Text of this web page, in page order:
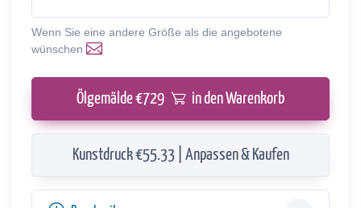
Wenn Sie eine andere Größe als die angebotene
wünschen
Ölgemälde €729 in den Warenkorb
Kunstdruck €55.33 | Anpassen & Kaufen